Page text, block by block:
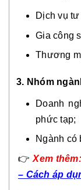
Dịch vụ tư
Gia công
Thương
3. Nhóm
Doanh
phức tạp;
Ngành có
👉Xem thêm:
– Cách áp